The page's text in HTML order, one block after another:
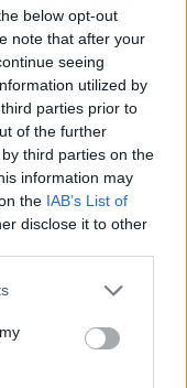
below opt-out
note that after your
seeing
utilized by
parties prior to
of the further
third parties on the
information may
the IAB’s List of
disclose it to other